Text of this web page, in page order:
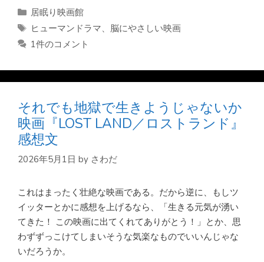
カ
テ
リ
居眠り映画館
タ
グ
ヒューマンドラマ、 脳にやさしい映画
1件のコメント
それでも地獄で生きようじゃないか
映画『LOST LAND／ロストランド』
感想文
2026年5月1日 by さわだ
これはまったく壮絶な映画である。だから逆に、もしツ
イッターとかに感想を上げるなら、「生きる元気が湧い
てきた！ この映画に出てくれてありがとう！」とか、思
わずずっこけてしまいそうな気楽なものでいいんじゃな
いだろうか。